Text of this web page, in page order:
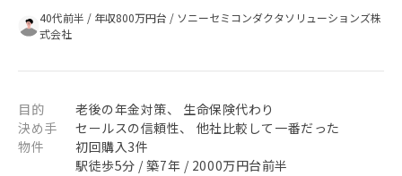
40代前半 / 年収800万円台 / ソニーセミコンダクタソリューションズ株
式会社
目的
老後の年金対策、 生命保険代わり
決め手
セールスの信頼性、 他社比較して一番だった
物件
初回購入3件
駅徒歩5分 / 築7年 / 2000万円台前半